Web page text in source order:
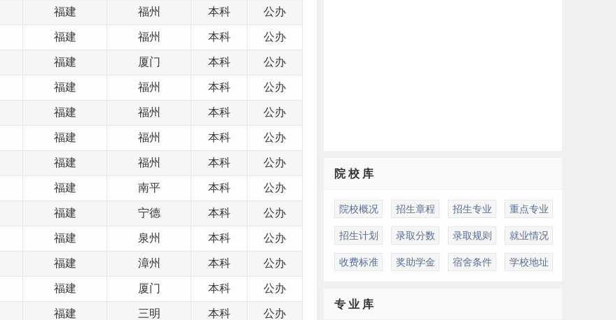
福建 福州 本科 公办
福建 福州 本科 公办
福建 厦门 本科 公办
福建 福州 本科 公办
福建 福州 本科 公办
福建 福州 本科 公办
福建 福州 本科 公办
福建 南平 本科 公办
福建 宁德 本科 公办
福建 泉州 本科 公办
福建 漳州 本科 公办
福建 厦门 本科 公办
福建 三明 本科 公办
院 校 库
院校概况 招生章程 招生专业 重点专业
招生计划 录取分数 录取规则 就业情况
收费标准 奖助学金 宿舍条件 学校地址
专 业 库